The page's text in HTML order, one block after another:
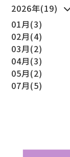
2026年(19)
01月(3)
02月(4)
03月(2)
04月(3)
05月(2)
07月(5)